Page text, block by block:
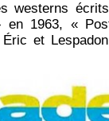
westerns
en 1963, «
et